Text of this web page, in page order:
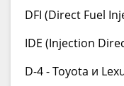
DFI (Direct Fuel
IDE (Injection
D-4 - Toyota и